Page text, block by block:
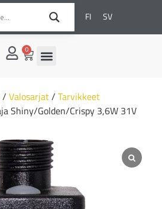
FI SV
0
/ Valosarjat/ Tarvikkeet
Shiny/Golden/Crispy 3,6W 31V